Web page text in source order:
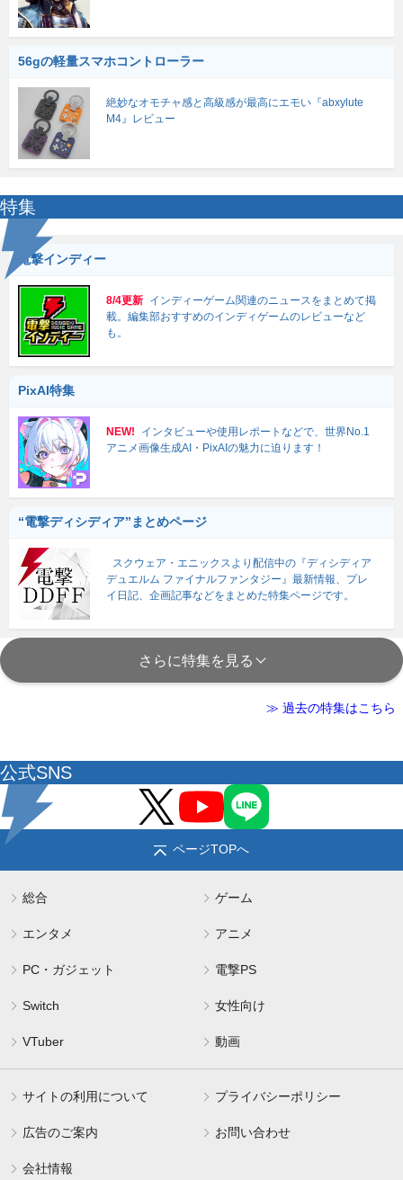
56gの軽量スマホコントローラー
絶妙なオモチャ感と高級感が最高にエモい『abxylute
M4』レビュー
特集
電撃インディー
8/4更新 インディーゲーム関連のニュースをまとめて掲
載。編集部おすすめのインディゲームのレビューなど
も。
PixAI特集
NEW!
インタビューや使用レポートなどで、世界No.1
アニメ画像生成AI・PixAIの魅力に迫ります！
“電撃ディシディア”まとめページ
スクウェア・エニックスより配信中の『ディシディア
デュエルム ファイナルファンタジー』最新情報、プレ
イ日記、企画記事などをまとめた特集ページです。
さらに特集を見る
≫ 過去の特集はこちら
公式SNS
ページTOPへ
総合 ゲーム
エンタメ アニメ
PC・ガジェット 電撃PS
Switch 女性向け
VTuber 動画
サイトの利用について プライバシーポリシー
広告のご案内 お問い合わせ
会社情報